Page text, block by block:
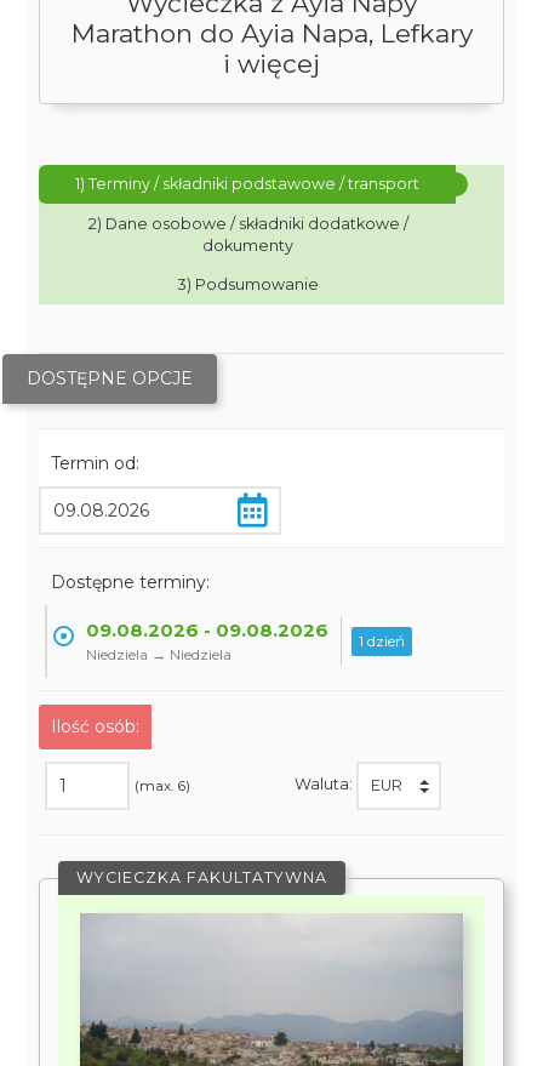
Marathon do Ayia Napa, Lefkary
i więcej
1) Terminy / składniki podstawowe / transport
2) Dane osobowe / składniki dodatkowe /
dokumenty
3) Podsumowanie
DOSTĘPNE OPCJE
Termin od:
Dostępne terminy:
09.08.2026 - 09.08.2026
Niedziela → Niedziela
1 dzień
Ilość osób:
(max. 6) Waluta:
WYCIECZKA FAKULTATYWNA